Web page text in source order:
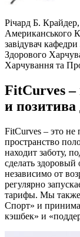
Річард Б.
Американського
завідувач
Здорового
Харчування та
FitCurves–
и
FitCurves – это не
пространство
находит заботу,
сделать
независимо от
регулярно
тарифы. Мы также
Спорт» и
кэшбек» и